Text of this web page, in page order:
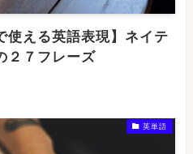
使える英語表現】ネイテ
２７フレーズ
英単語